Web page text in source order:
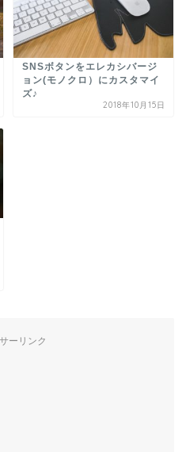
SNSボタンをエレカシバージ
ョン(モノクロ）にカスタマイ
ズ♪
2018年10月15日
ーリンク